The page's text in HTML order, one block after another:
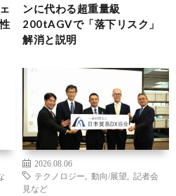
ンに代わる超重量級
200tAGVで「落下リスク」
解消と説明
2026.08.06
テクノロジー
動向/展望
記者会
見など